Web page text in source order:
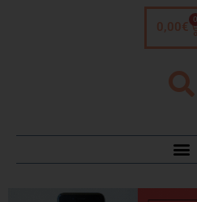
0,00 €
0